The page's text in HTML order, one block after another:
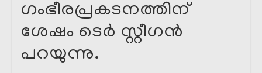
ഗംഭീരപ്രകടനത്തിന്
ശേഷം ടെർ സ്റ്റീഗൻ
പറയുന്നു.